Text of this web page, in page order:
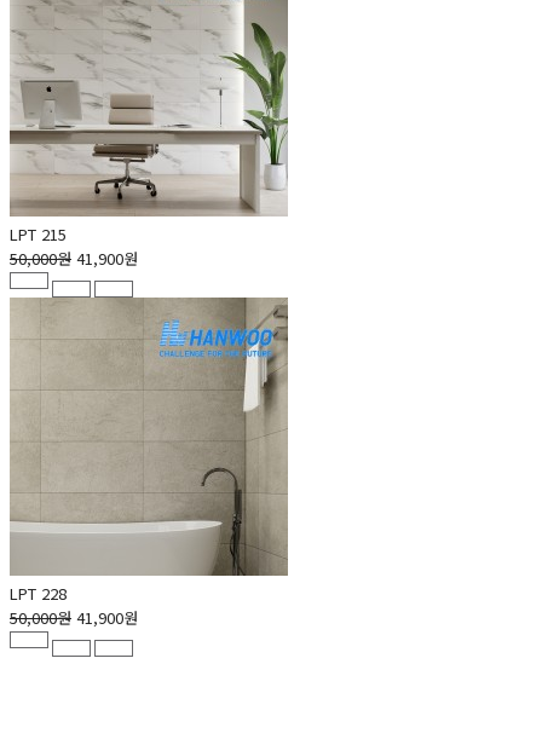
LPT 215
50,000원 41,900원
LPT 228
50,000원 41,900원